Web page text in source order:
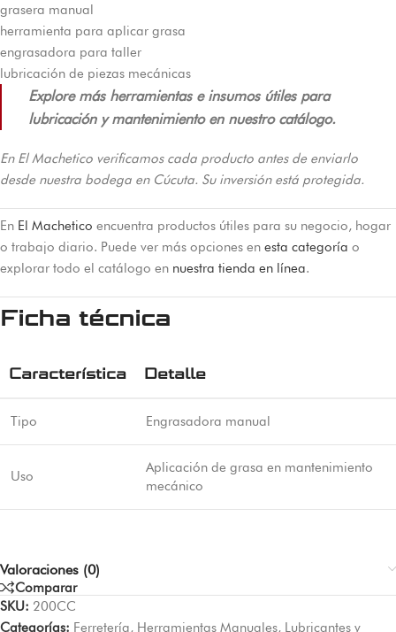
grasera manual
herramienta para aplicar grasa
engrasadora para taller
lubricación de piezas mecánicas
Explore más herramientas e insumos útiles para
lubricación y mantenimiento en nuestro catálogo.
En El Machetico verificamos cada producto antes de enviarlo
desde nuestra bodega en Cúcuta. Su inversión está protegida.
En El Machetico encuentra productos útiles para su negocio, hogar
o trabajo diario. Puede ver más opciones en esta categoría o
explorar todo el catálogo en nuestra tienda en línea.
Ficha técnica
Característica Detalle
Tipo Engrasadora manual
Uso
Aplicación de grasa en mantenimiento
mecánico
Valoraciones (0)
Comparar
SKU: 200CC
Categorías: Ferretería, Herramientas Manuales, Lubricantes y